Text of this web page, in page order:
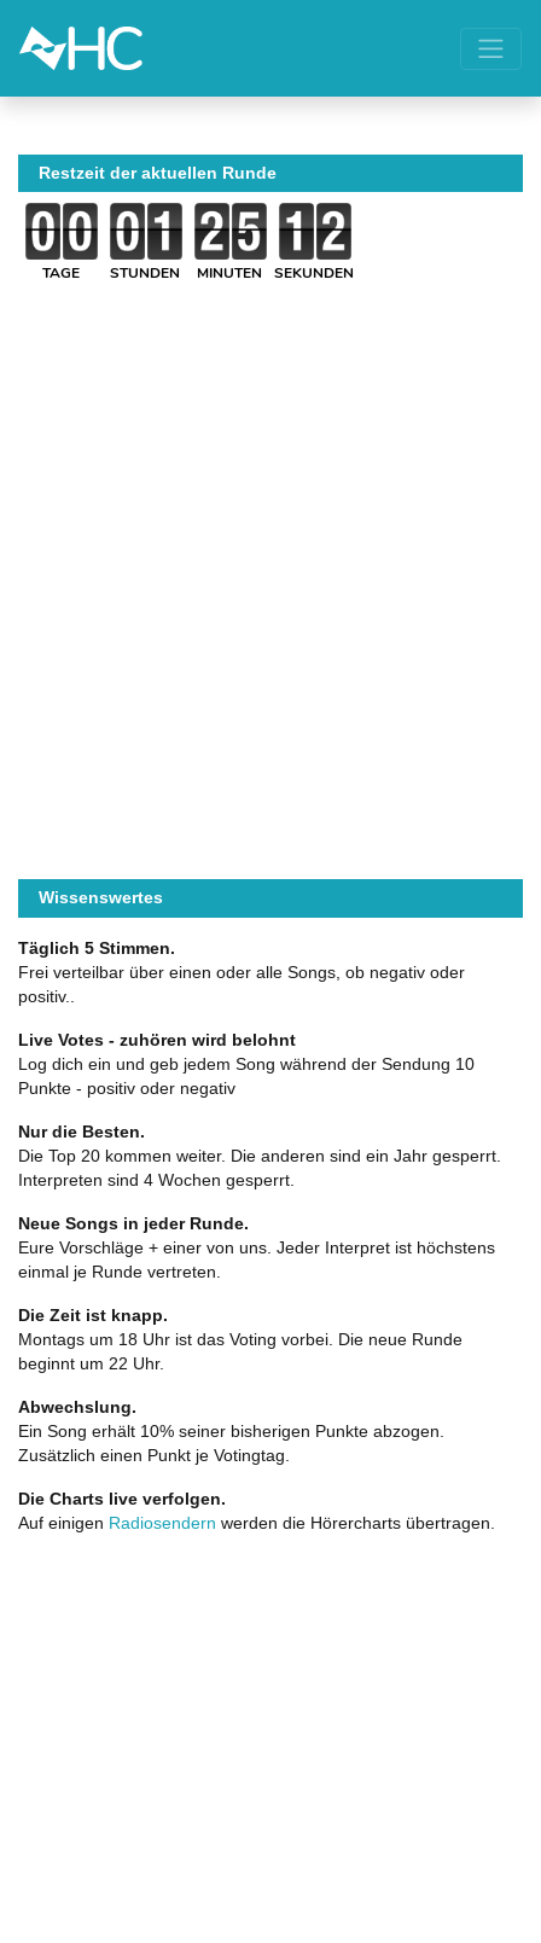
Restzeit der aktuellen Runde
TAGE STUNDEN MINUTEN SEKUNDEN
Wissenswertes
Täglich 5 Stimmen.
Frei verteilbar über einen oder alle Songs, ob negativ oder
positiv..
Live Votes - zuhören wird belohnt
Log dich ein und geb jedem Song während der Sendung 10
Punkte - positiv oder negativ
Nur die Besten.
Die Top 20 kommen weiter. Die anderen sind ein Jahr gesperrt.
Interpreten sind 4 Wochen gesperrt.
Neue Songs in jeder Runde.
Eure Vorschläge + einer von uns. Jeder Interpret ist höchstens
einmal je Runde vertreten.
Die Zeit ist knapp.
Montags um 18 Uhr ist das Voting vorbei. Die neue Runde
beginnt um 22 Uhr.
Abwechslung.
Ein Song erhält 10% seiner bisherigen Punkte abzogen.
Zusätzlich einen Punkt je Votingtag.
Die Charts live verfolgen.
Auf einigen Radiosendern werden die Hörercharts übertragen.